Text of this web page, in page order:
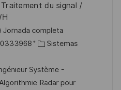
du signal /
Jornada completa
C
t
e
Sistemas
Système -
Radar pour